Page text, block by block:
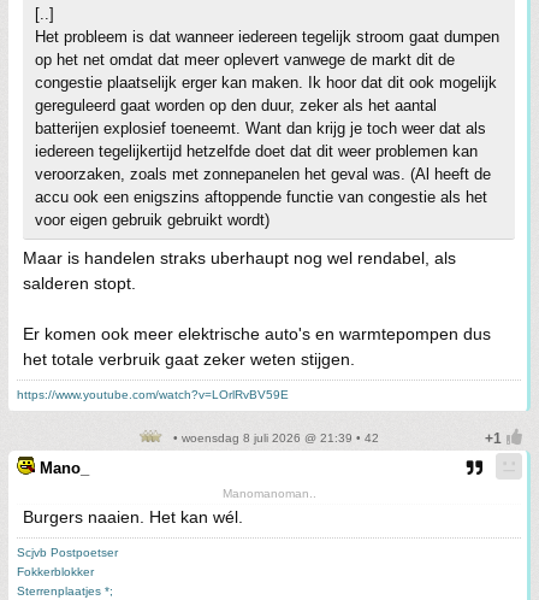
[..]
Het probleem is dat wanneer iedereen tegelijk stroom gaat dumpen
op het net omdat dat meer oplevert vanwege de markt dit de
congestie plaatselijk erger kan maken. Ik hoor dat dit ook mogelijk
gereguleerd gaat worden op den duur, zeker als het aantal
batterijen explosief toeneemt. Want dan krijg je toch weer dat als
iedereen tegelijkertijd hetzelfde doet dat dit weer problemen kan
veroorzaken, zoals met zonnepanelen het geval was. (Al heeft de
accu ook een enigszins aftoppende functie van congestie als het
voor eigen gebruik gebruikt wordt)
Maar is handelen straks uberhaupt nog wel rendabel, als
salderen stopt.
Er komen ook meer elektrische auto's en warmtepompen dus
het totale verbruik gaat zeker weten stijgen.
https://www.youtube.com/watch?v=LOrlRvBV59E
• woensdag 8 juli 2026 @ 21:39 • 42
Mano_
Manomanoman..
Burgers naaien. Het kan wél.
Scjvb Postpoetser
Fokkerblokker
Sterrenplaatjes *;